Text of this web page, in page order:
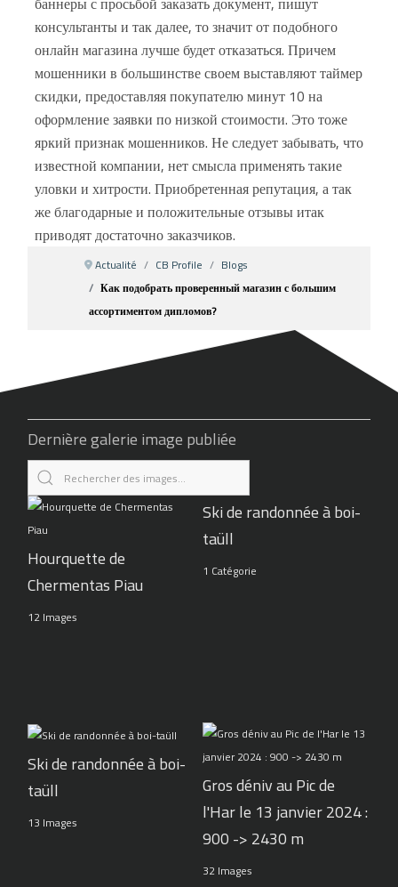
консультанты и так далее, то значит от подобного
онлайн магазина лучше будет отказаться. Причем
мошенники в большинстве своем выставляют таймер
скидки, предоставляя покупателю минут 10 на
оформление заявки по низкой стоимости. Это тоже
яркий признак мошенников. Не следует забывать, что
известной компании, нет смысла применять такие
уловки и хитрости. Приобретенная репутация, а так
же благодарные и положительные отзывы итак
приводят достаточно заказчиков.
Actualité CB Profile
Blogs
Как подобрать проверенный магазин с большим
ассортиментом дипломов?
Dernière galerie image publiée
Hourquette de
Chermentas Piau
12 Images
Ski de randonnée à boi-
taüll
1 Catégorie
Ski de randonnée à boi-
taüll
13 Images
Gros déniv au Pic de
l'Har le 13 janvier 2024 :
900 -> 2430 m
32 Images